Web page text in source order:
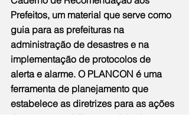
Prefeitos, um material que serve como
guia para as prefeituras na
administração de desastres e na
implementação de protocolos de
alerta e alarme. O PLANCON é uma
ferramenta de planejamento que
estabelece as diretrizes para as ações